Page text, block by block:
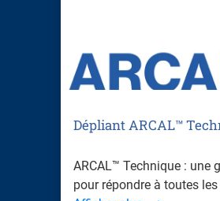
Dépliant ARCAL™
ARCAL™ Technique : une
pour répondre à toutes